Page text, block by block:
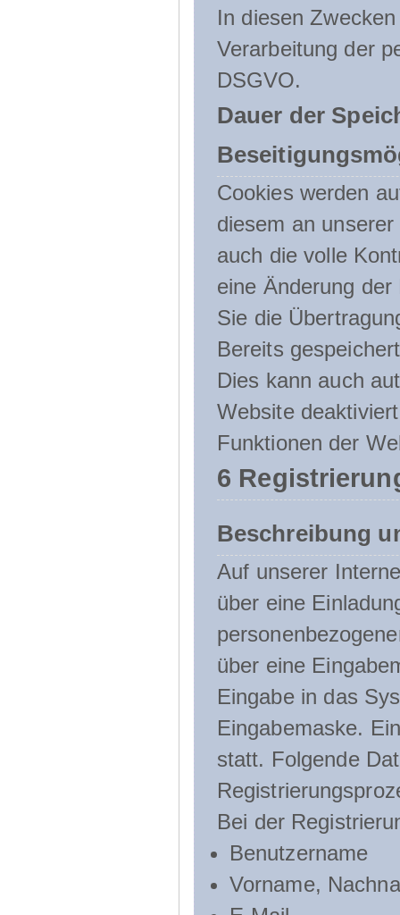
In diesen
Verarbeitung der
DSGVO.
Dauer der
Cookies werden
diesem an
auch die volle
eine Änderung
Sie die
Bereits
Dies kann auch
Website
Funktionen der
6
Beschreibung
Auf unserer
über eine
über eine
Eingabe in das
Eingabemaske.
statt. Folgende
Bei der
Benutzername
Vorname,